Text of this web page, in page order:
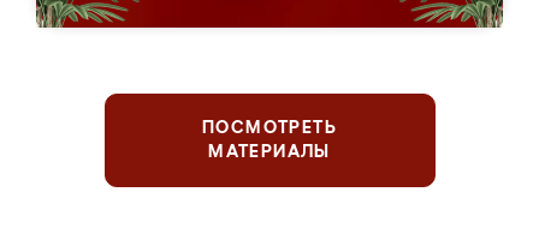
ПОСМОТРЕТЬ
МАТЕРИАЛЫ